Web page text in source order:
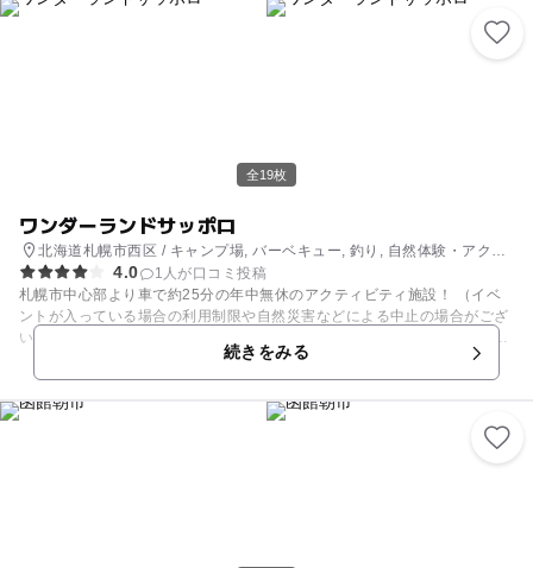
園の隣には温泉施設があるので、たっぷり遊んでいい汗をかいたらこちら
全19枚
ワンダーランドサッポロ
北海道札幌市西区 / キャンプ場, バーベキュー, 釣り, 自然体験・アクテ
ィビティ
4.0
1人が口コミ投稿
札幌市中心部より車で約25分の年中無休のアクティビティ施設！ （イベ
ントが入っている場合の利用制限や自然災害などによる中止の場合がござ
います） ★オールシーズン★ ・キャンプ場 直火OK！オートキャンプ！
自然の地形を利用したTAKIBIサイト ・北海道のソウルフード！ジンギス
カン炭火BBQ！ ・イベント貸し出しなど ※アクティビティとＢＢＱをセ
ットにしたお得なプランもあります♪
続きをみる